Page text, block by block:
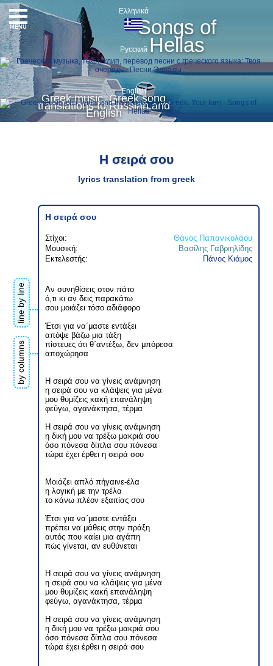
Songs of
Hellas
Greek music, Greek song
translations to Russian and
English
Ελληνικά
Русский
English
MENU
Η σειρά σου
lyrics translation from greek
line by line
by columns
Η σειρά σου
Στίχοι:
Θάνος Παπανικολάου
Μουσική:
Βασίλης Γαβριηλίδης
Εκτελεστής:
Πάνος Κιάμος
Αν συνηθίσεις στον πάτο
ό,τι κι αν δεις παρακάτω
σου μοιάζει τόσο αδιάφορο
Έτσι για να΄μαστε εντάξει
απόψε βάζω μια τάξη
πίστευες ότι θ΄αντέξω, δεν μπόρεσα
αποχώρησα
Η σειρά σου να γίνεις ανάμνηση
η σειρά σου να κλάψεις για μένα
μου θυμίζεις κακή επανάληψη
φεύγω, αγανάκτησα, τέρμα
Η σειρά σου να γίνεις ανάμνηση
η δική μου να τρέξω μακριά σου
όσο πόνεσα δίπλα σου πόνεσα
τώρα έχει έρθει η σειρά σου
Μοιάζει απλό πήγαινε-έλα
η λογική με την τρέλα
το κάνω πλέον εξαιτίας σου
Έτσι για να΄μαστε εντάξει
πρέπει να μάθεις στην πράξη
αυτός που καίει μια αγάπη
πώς γίνεται, αν ευθύνεται
Η σειρά σου να γίνεις ανάμνηση
η σειρά σου να κλάψεις για μένα
μου θυμίζεις κακή επανάληψη
φεύγω, αγανάκτησα, τέρμα
Η σειρά σου να γίνεις ανάμνηση
η δική μου να τρέξω μακριά σου
όσο πόνεσα δίπλα σου πόνεσα
τώρα έχει έρθει η σειρά σου